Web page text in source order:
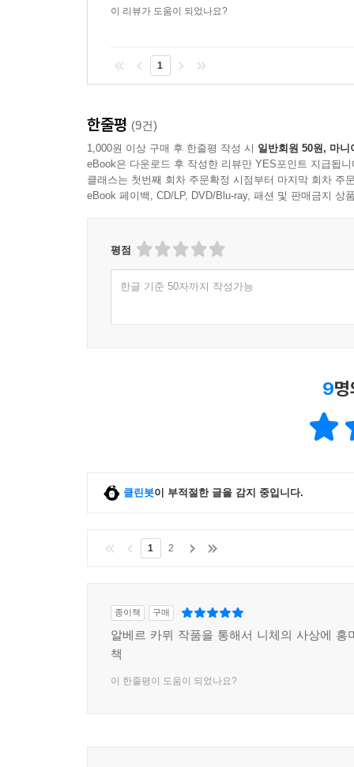
이 리뷰가 도움이 되었나요?
1
한줄평 (9건)
1,000원 이상 구매 후 한줄평 작성 시 일반회원 50원, 마니
eBook은 다운로드 후 작성한 리뷰만 YES포인트 지급됩니
클래스는 첫번째 회차 주문확정 시점부터 마지막 회차 주
eBook 페이백, CD/LP, DVD/Blu-ray, 패션 및 판매금지 상
평점
한글 기준 50자까지 작성가능
9
클린봇이 부적절한 글을 감지 중입니다.
1 2
종이책 구매
알베르 카뮈 작품을 통해서 니체의 사상에 흥
책
이 한줄평이 도움이 되었나요?